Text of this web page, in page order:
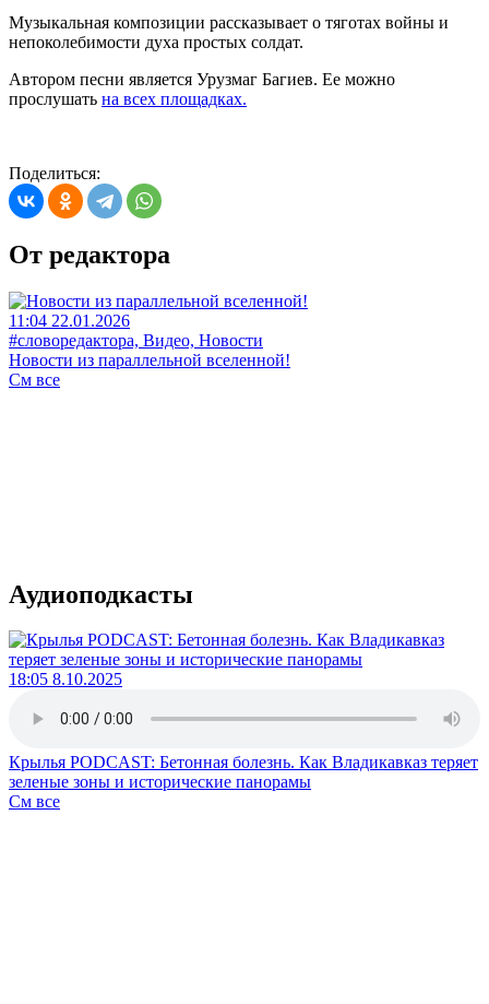
Музыкальная композиции рассказывает о тяготах войны и
непоколебимости духа простых солдат.
Автором песни является Урузмаг Багиев. Ее можно
прослушать на всех площадках.
Поделиться:
От редактора
11:04 22.01.2026
#словоредактора, Видео, Новости
Новости из параллельной вселенной!
См все
Аудиоподкасты
18:05 8.10.2025
Крылья PODCAST: Бетонная болезнь. Как Владикавказ теряет
зеленые зоны и исторические панорамы
См все